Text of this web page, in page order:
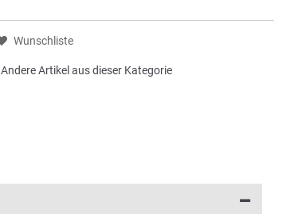
Wunschliste
Andere Artikel aus dieser Kategorie